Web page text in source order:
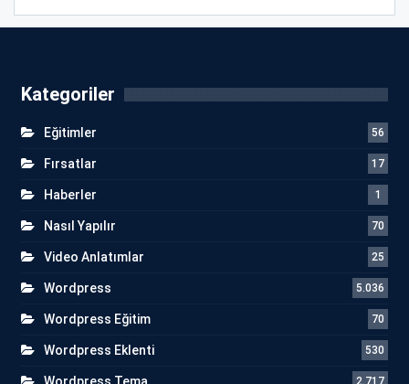
Kategoriler
Eğitimler 56
Fırsatlar 17
Haberler 1
Nasıl Yapılır 70
Video Anlatımlar 25
Wordpress 5.036
Wordpress Eğitim 70
Wordpress Eklenti 530
2.717